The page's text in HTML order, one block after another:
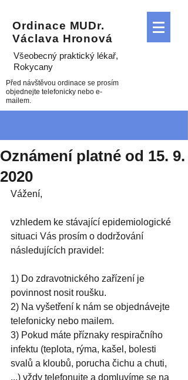
Ordinace MUDr.
Václava Hronová
Všeobecný praktický lékař,
Rokycany
Před návštěvou ordinace se prosím
objednejte telefonicky nebo e-
mailem.
Oznámení platné od 15. 9.
2020
Vážení,
vzhledem ke stávající epidemiologické
situaci Vás prosím o dodržování
následujících pravidel:
1) Do zdravotnického zařízení je
povinnost nosit roušku.
2) Na vyšetření k nám se objednávejte
telefonicky nebo mailem.
3) Pokud máte příznaky respiračního
infektu (teplota, rýma, kašel, bolesti
svalů a kloubů, porucha čichu a chuti,
...) vždy telefonujte a domluvíme se na